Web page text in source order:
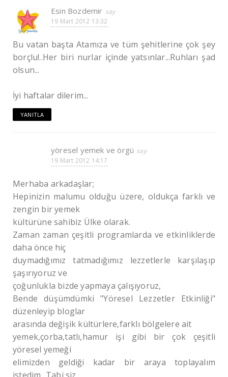
Esin Bozdemir
19 Mart 2012 13:32
Bu vatan başta Atamıza ve tüm şehitlerine çok şey
borçlu!..Her biri nurlar içinde yatsınlar...Ruhları şad
olsun...
İyi haftalar dilerim...
YANITLA
yöresel yemek ve örgü
19 Mart 2012 14:17
Merhaba arkadaşlar;
Hepinizin malumu olduğu üzere, oldukça farklı ve
zengin bir yemek
kültürüne sahibiz Ülke olarak.
Zaman zaman çeşitli programlarda ve etkinliklerde
daha önce hiç
duymadığımız tatmadığımız lezzetlerle karşılaşıp
şaşırıyoruz ve
çoğunlukla bizde yapmaya çalışıyoruz,
Bende düşümdümki "Yöresel Lezzetler Etkinliği"
düzenleyip bloglar
arasında değişik kültürlere,farklı bölgelere ait
yemek,çorba,tatlı,hamur işi gibi bir çok çeşitli
yöresel yemeği
elimizden geldiği kadar bir araya toplayalım